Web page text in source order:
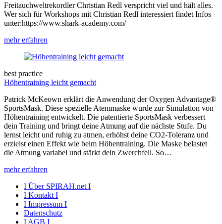
Freitauchweltrekordler Christian Redl verspricht viel und hält alles.
Wer sich für Workshops mit Christian Redl interessiert findet Infos
unter:https://www.shark-academy.com/
mehr erfahren
best practice
Höhentraining leicht gemacht
Patrick McKeown erklärt die Anwendung der Oxygen Advantage®
SportsMask. Diese spezielle Atemmaske wurde zur Simulation von
Höhentraining entwickelt. Die patentierte SportsMask verbessert
dein Training und bringt deine Atmung auf die nächste Stufe. Du
lernst leicht und ruhig zu atmen, erhöhst deine CO2-Toleranz und
erzielst einen Effekt wie beim Höhentraining. Die Maske belastet
die Atmung variabel und stärkt dein Zwerchfell. So…
mehr erfahren
I Über SPIRAH.net I
I Kontakt I
I Impressum I
Datenschutz
I AGB I